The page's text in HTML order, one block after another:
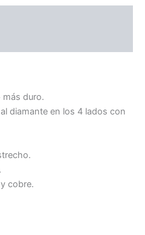
más duro.
diamante en los 4 lados con
cobre.